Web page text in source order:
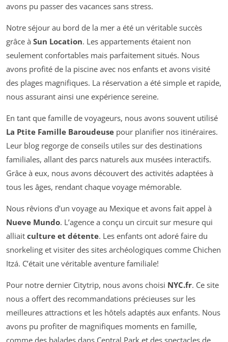
avons pu passer des vacances sans stress.
Notre séjour au bord de la mer a été un véritable succès
grâce à Sun Location. Les appartements étaient non
seulement confortables mais parfaitement situés. Nous
avons profité de la piscine avec nos enfants et avons visité
des plages magnifiques. La réservation a été simple et rapide,
nous assurant ainsi une expérience sereine.
En tant que famille de voyageurs, nous avons souvent utilisé
La Ptite Famille Baroudeuse pour planifier nos itinéraires.
Leur blog regorge de conseils utiles sur des destinations
familiales, allant des parcs naturels aux musées interactifs.
Grâce à eux, nous avons découvert des activités adaptées à
tous les âges, rendant chaque voyage mémorable.
Nous rêvions d’un voyage au Mexique et avons fait appel à
Nueve Mundo. L’agence a conçu un circuit sur mesure qui
alliait culture et détente. Les enfants ont adoré faire du
snorkeling et visiter des sites archéologiques comme Chichen
Itzá. C’était une véritable aventure familiale!
Pour notre dernier Citytrip, nous avons choisi NYC.fr. Ce site
nous a offert des recommandations précieuses sur les
meilleures attractions et les hôtels adaptés aux enfants. Nous
avons pu profiter de magnifiques moments en famille,
comme des balades dans Central Park et des spectacles de